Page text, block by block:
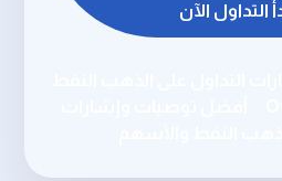
التداول الآن